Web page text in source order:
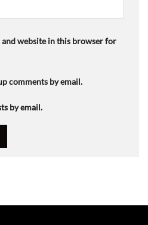
and website in this browser for
comments by email.
by email.